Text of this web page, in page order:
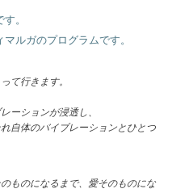
。
ルガのプログラムです。
て行きます。
ーションが浸透し、
自体のバイブレーションとひとつ
ものになるまで、愛そのものにな